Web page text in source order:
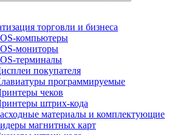
торговли и бизнеса
компьютеры
мониторы
терминалы
покупателя
программируемые
чеков
штрих-кода
материалы и комплектующие
магнитных карт